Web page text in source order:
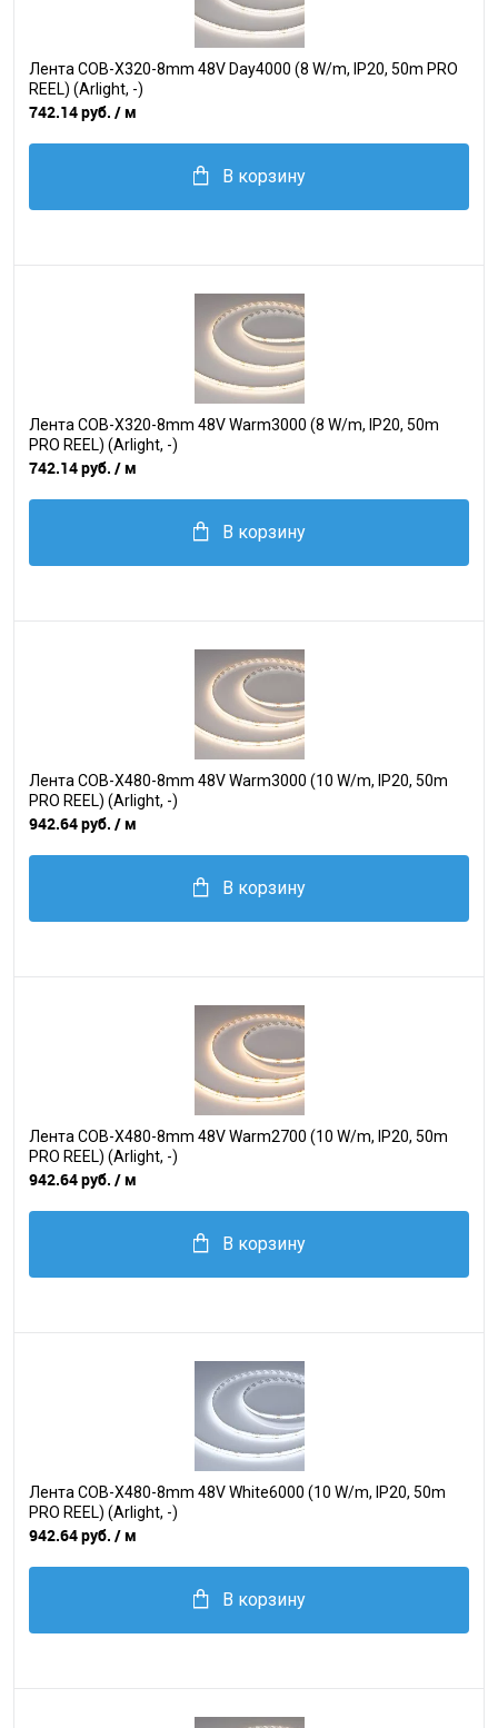
Лента COB-X320-8mm 48V Day4000 (8 W/m, IP20, 50m PRO
REEL) (Arlight, -)
742.14 руб. / м
В корзину
Лента COB-X320-8mm 48V Warm3000 (8 W/m, IP20, 50m
PRO REEL) (Arlight, -)
742.14 руб. / м
В корзину
Лента COB-X480-8mm 48V Warm3000 (10 W/m, IP20, 50m
PRO REEL) (Arlight, -)
942.64 руб. / м
В корзину
Лента COB-X480-8mm 48V Warm2700 (10 W/m, IP20, 50m
PRO REEL) (Arlight, -)
942.64 руб. / м
В корзину
Лента COB-X480-8mm 48V White6000 (10 W/m, IP20, 50m
PRO REEL) (Arlight, -)
942.64 руб. / м
В корзину